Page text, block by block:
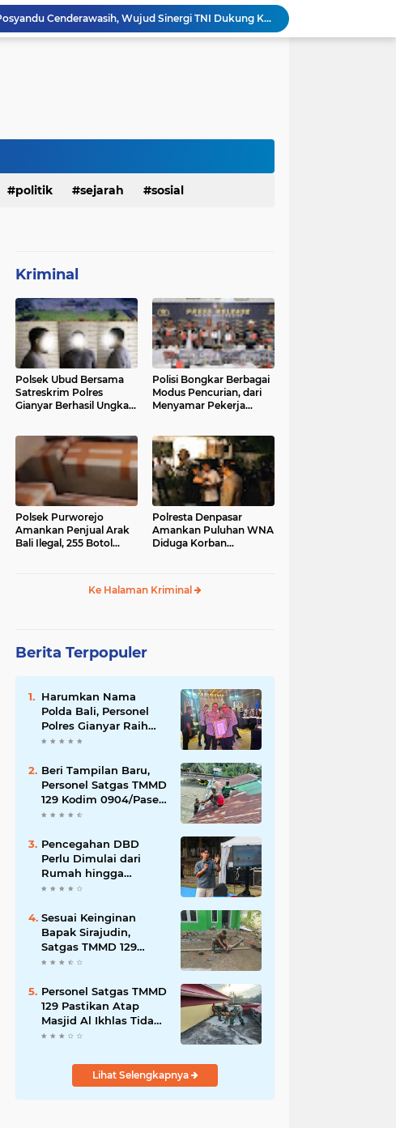
Babinsa Hadir di Posyandu Cenderawasih, Wujud Sinergi TNI Dukung Kesehatan Masyarakat
Polres Gianyar Gelar Apel Kesiapan Pengamanan Final Piala Presiden 2026
Personel Satgas TMMD 129 Kodim 0904/Paser Ciptakan Lingkungan Bersih
politik sejarah sosial
Kriminal
Polsek Ubud Bersama
Satreskrim Polres
Gianyar Berhasil Ungkap
Polisi Bongkar Berbagai
Modus Pencurian, dari
Menyamar Pekerja
Polsek Purworejo
Amankan Penjual Arak
Bali Ilegal, 255 Botol
Polresta Denpasar
Amankan Puluhan WNA
Diduga Korban
Ke Halaman Kriminal
Berita Terpopuler
Harumkan Nama
Polda Bali, Personel
Polres Gianyar Raih
Penghargaan
Beri Tampilan Baru,
Personel Satgas TMMD
129 Kodim 0904/Paser
Cat Atap Rumah
Pencegahan DBD
Perlu Dimulai dari
Rumah hingga
Lingkungan Sekolah
Sesuai Keinginan
Bapak Sirajudin,
Satgas TMMD 129
Ubah Tampilan
Personel Satgas TMMD
129 Pastikan Atap
Masjid Al Ikhlas Tidak
Bocor Lagi
Lihat Selengkapnya